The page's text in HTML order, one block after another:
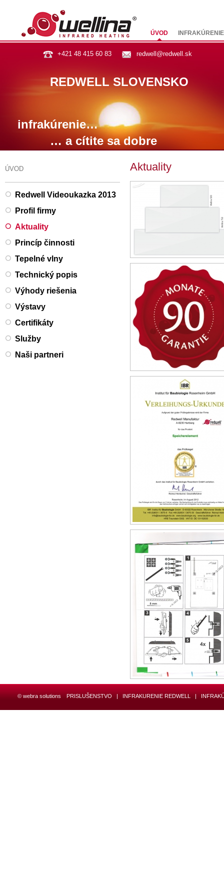
ÚVOD
+421 48 415 60 83 redwell@redwell.sk
REDWELL SLOVENSKO
infrakúrenie…
… a cítite sa dobre
ÚVOD
Redwell Videoukazka 2013
Profil firmy
Aktuality
Princíp činnosti
Tepelné vlny
Technický popis
Výhody riešenia
Výstavy
Certifikáty
Služby
Naši partneri
Aktuality
PRISLUŠENSTVO | INFRAKURENIE REDWELL |
© webra solutions